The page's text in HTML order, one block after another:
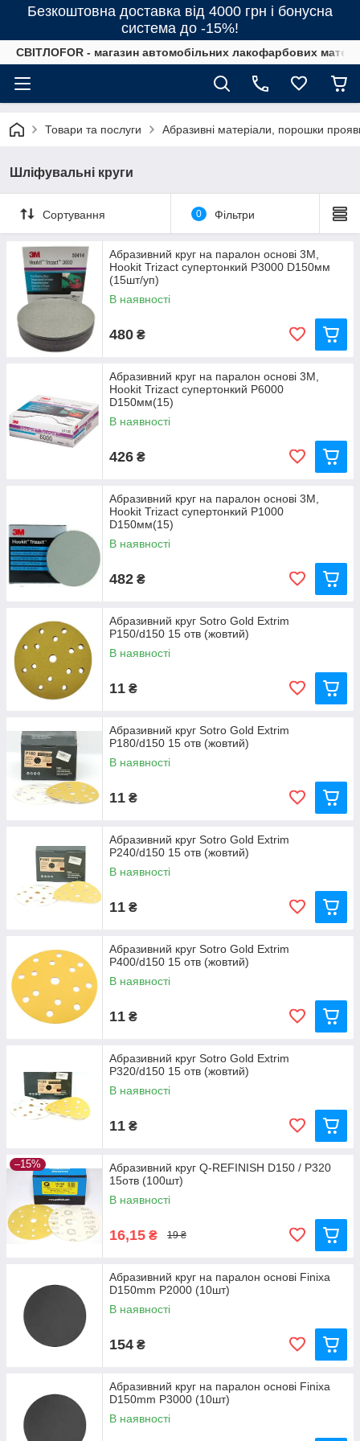
Безкоштовна доставка від 4000 грн і бонусна
система до -15%!
СВІТЛОFOR - магазин автомобільних лакофарбових
Товари та послуги Абразивні матеріали, порошки
Шліфувальні круги
Сортування 0 Фільтри
Абразивний круг на паралон основі 3M,
Hookit Trizact супертонкий P3000 D150мм
(15шт/уп)
В наявності
480 ₴
Абразивний круг на паралон основі 3M,
Hookit Trizact супертонкий P6000
D150мм(15)
В наявності
426 ₴
Абразивний круг на паралон основі 3M,
Hookit Trizact супертонкий P1000
D150мм(15)
В наявності
482 ₴
Абразивний круг Sotro Gold Extrim
P150/d150 15 отв (жовтий)
В наявності
11 ₴
Абразивний круг Sotro Gold Extrim
P180/d150 15 отв (жовтий)
В наявності
11 ₴
Абразивний круг Sotro Gold Extrim
P240/d150 15 отв (жовтий)
В наявності
11 ₴
Абразивний круг Sotro Gold Extrim
P400/d150 15 отв (жовтий)
В наявності
11 ₴
Абразивний круг Sotro Gold Extrim
P320/d150 15 отв (жовтий)
В наявності
11 ₴
–15%
Абразивний круг Q-REFINISH D150 / P320
15отв (100шт)
В наявності
16,15 ₴ 19 ₴
Абразивний круг на паралон основі Finixa
D150mm P2000 (10шт)
В наявності
154 ₴
Абразивний круг на паралон основі Finixa
D150mm P3000 (10шт)
В наявності